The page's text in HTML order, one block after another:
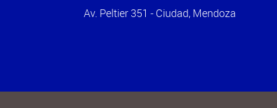
Av. Peltier 351 - Ciudad, Mendoza